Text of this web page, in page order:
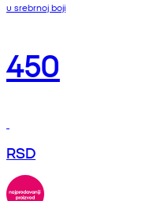
u srebrnoj boji
450
RSD